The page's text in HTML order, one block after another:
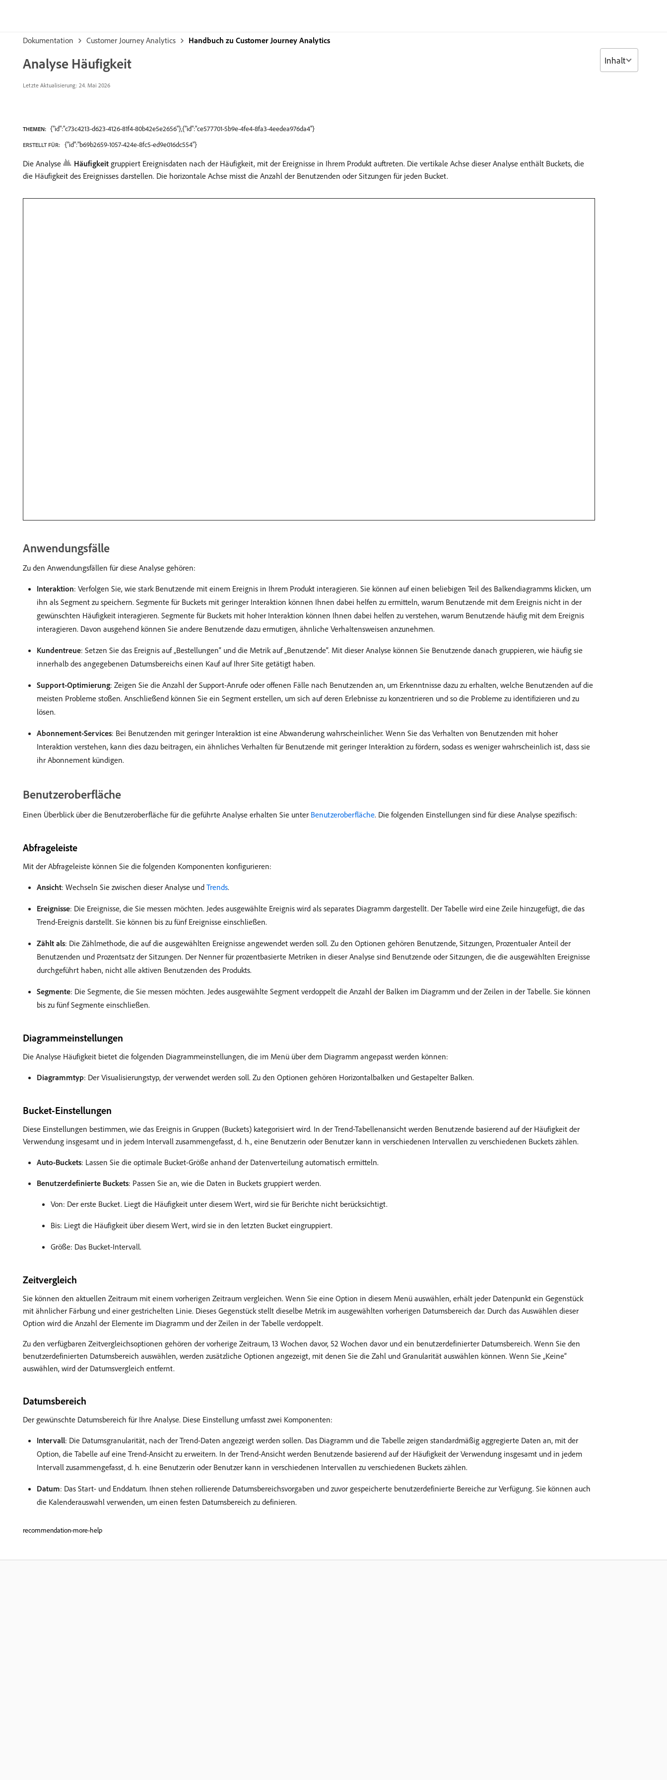
Dokumentation Customer Journey Analytics Handbuch zu Customer Journey Analytics
Analyse Häufigkeit
Letzte Aktualisierung: 24. Mai 2026
THEMEN: {"id":"c73c4213-d623-4126-81f4-80b42e5e2656"},{"id":"ce577701-5b9e-4fe4-8fa3-4eedea976da4"}
ERSTELLT FÜR: {"id":"b69b2659-1057-424e-8fc5-ed9e016dc554"}
Die Analyse Häufigkeit gruppiert Ereignisdaten nach der Häufigkeit, mit der Ereignisse in Ihrem Produkt auftreten. Die vertikale Achse dieser Analyse enthält Buckets, die
die Häufigkeit des Ereignisses darstellen. Die horizontale Achse misst die Anzahl der Benutzenden oder Sitzungen für jeden Bucket.
Anwendungsfälle
Zu den Anwendungsfällen für diese Analyse gehören:
Interaktion: Verfolgen Sie, wie stark Benutzende mit einem Ereignis in Ihrem Produkt interagieren. Sie können auf einen beliebigen Teil des Balkendiagramms klicken, um
ihn als Segment zu speichern. Segmente für Buckets mit geringer Interaktion können Ihnen dabei helfen zu ermitteln, warum Benutzende mit dem Ereignis nicht in der
gewünschten Häufigkeit interagieren. Segmente für Buckets mit hoher Interaktion können Ihnen dabei helfen zu verstehen, warum Benutzende häufig mit dem Ereignis
interagieren. Davon ausgehend können Sie andere Benutzende dazu ermutigen, ähnliche Verhaltensweisen anzunehmen.
Kundentreue: Setzen Sie das Ereignis auf „Bestellungen“ und die Metrik auf „Benutzende“. Mit dieser Analyse können Sie Benutzende danach gruppieren, wie häufig sie
innerhalb des angegebenen Datumsbereichs einen Kauf auf Ihrer Site getätigt haben.
Support-Optimierung: Zeigen Sie die Anzahl der Support-Anrufe oder offenen Fälle nach Benutzenden an, um Erkenntnisse dazu zu erhalten, welche Benutzenden auf die
meisten Probleme stoßen. Anschließend können Sie ein Segment erstellen, um sich auf deren Erlebnisse zu konzentrieren und so die Probleme zu identifizieren und zu
lösen.
Abonnement-Services: Bei Benutzenden mit geringer Interaktion ist eine Abwanderung wahrscheinlicher. Wenn Sie das Verhalten von Benutzenden mit hoher
Interaktion verstehen, kann dies dazu beitragen, ein ähnliches Verhalten für Benutzende mit geringer Interaktion zu fördern, sodass es weniger wahrscheinlich ist, dass sie
ihr Abonnement kündigen.
Benutzeroberfläche
Einen Überblick über die Benutzeroberfläche für die geführte Analyse erhalten Sie unter Benutzeroberfläche. Die folgenden Einstellungen sind für diese Analyse spezifisch:
Abfrageleiste
Mit der Abfrageleiste können Sie die folgenden Komponenten konfigurieren:
Ansicht: Wechseln Sie zwischen dieser Analyse und Trends.
Ereignisse: Die Ereignisse, die Sie messen möchten. Jedes ausgewählte Ereignis wird als separates Diagramm dargestellt. Der Tabelle wird eine Zeile hinzugefügt, die das
Trend-Ereignis darstellt. Sie können bis zu fünf Ereignisse einschließen.
Zählt als: Die Zählmethode, die auf die ausgewählten Ereignisse angewendet werden soll. Zu den Optionen gehören Benutzende, Sitzungen, Prozentualer Anteil der
Benutzenden und Prozentsatz der Sitzungen. Der Nenner für prozentbasierte Metriken in dieser Analyse sind Benutzende oder Sitzungen, die die ausgewählten Ereignisse
durchgeführt haben, nicht alle aktiven Benutzenden des Produkts.
Segmente: Die Segmente, die Sie messen möchten. Jedes ausgewählte Segment verdoppelt die Anzahl der Balken im Diagramm und der Zeilen in der Tabelle. Sie können
bis zu fünf Segmente einschließen.
Diagrammeinstellungen
Die Analyse Häufigkeit bietet die folgenden Diagrammeinstellungen, die im Menü über dem Diagramm angepasst werden können:
Diagrammtyp: Der Visualisierungstyp, der verwendet werden soll. Zu den Optionen gehören Horizontalbalken und Gestapelter Balken.
Bucket-Einstellungen
Diese Einstellungen bestimmen, wie das Ereignis in Gruppen (Buckets) kategorisiert wird. In der Trend-Tabellenansicht werden Benutzende basierend auf der Häufigkeit der
Verwendung insgesamt und in jedem Intervall zusammengefasst, d. h., eine Benutzerin oder Benutzer kann in verschiedenen Intervallen zu verschiedenen Buckets zählen.
Auto-Buckets: Lassen Sie die optimale Bucket-Größe anhand der Datenverteilung automatisch ermitteln.
Benutzerdefinierte Buckets: Passen Sie an, wie die Daten in Buckets gruppiert werden.
Von: Der erste Bucket. Liegt die Häufigkeit unter diesem Wert, wird sie für Berichte nicht berücksichtigt.
Bis: Liegt die Häufigkeit über diesem Wert, wird sie in den letzten Bucket eingruppiert.
Größe: Das Bucket-Intervall.
Zeitvergleich
Sie können den aktuellen Zeitraum mit einem vorherigen Zeitraum vergleichen. Wenn Sie eine Option in diesem Menü auswählen, erhält jeder Datenpunkt ein Gegenstück
mit ähnlicher Färbung und einer gestrichelten Linie. Dieses Gegenstück stellt dieselbe Metrik im ausgewählten vorherigen Datumsbereich dar. Durch das Auswählen dieser
Option wird die Anzahl der Elemente im Diagramm und der Zeilen in der Tabelle verdoppelt.
Zu den verfügbaren Zeitvergleichsoptionen gehören der vorherige Zeitraum, 13 Wochen davor, 52 Wochen davor und ein benutzerdefinierter Datumsbereich. Wenn Sie den
benutzerdefinierten Datumsbereich auswählen, werden zusätzliche Optionen angezeigt, mit denen Sie die Zahl und Granularität auswählen können. Wenn Sie „Keine“
auswählen, wird der Datumsvergleich entfernt.
Datumsbereich
Der gewünschte Datumsbereich für Ihre Analyse. Diese Einstellung umfasst zwei Komponenten:
Intervall: Die Datumsgranularität, nach der Trend-Daten angezeigt werden sollen. Das Diagramm und die Tabelle zeigen standardmäßig aggregierte Daten an, mit der
Option, die Tabelle auf eine Trend-Ansicht zu erweitern. In der Trend-Ansicht werden Benutzende basierend auf der Häufigkeit der Verwendung insgesamt und in jedem
Intervall zusammengefasst, d. h. eine Benutzerin oder Benutzer kann in verschiedenen Intervallen zu verschiedenen Buckets zählen.
Datum: Das Start- und Enddatum. Ihnen stehen rollierende Datumsbereichsvorgaben und zuvor gespeicherte benutzerdefinierte Bereiche zur Verfügung. Sie können auch
die Kalenderauswahl verwenden, um einen festen Datumsbereich zu definieren.
recommendation-more-help
Inhalt